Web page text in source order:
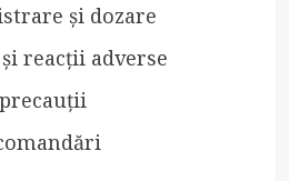
și dozare
reacții adverse